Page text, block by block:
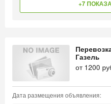
+7
Газель
от 1200
Дата размещения объявления: